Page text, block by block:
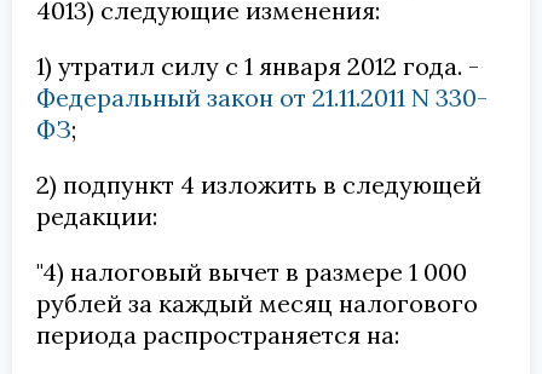
4013) следующие изменения:
1) утратил силу с 1 января 2012 года. -
Федеральный закон от 21.11.2011 N 330-
ФЗ;
2) подпункт 4 изложить в следующей
редакции:
"4) налоговый вычет в размере 1 000
рублей за каждый месяц налогового
периода распространяется на: